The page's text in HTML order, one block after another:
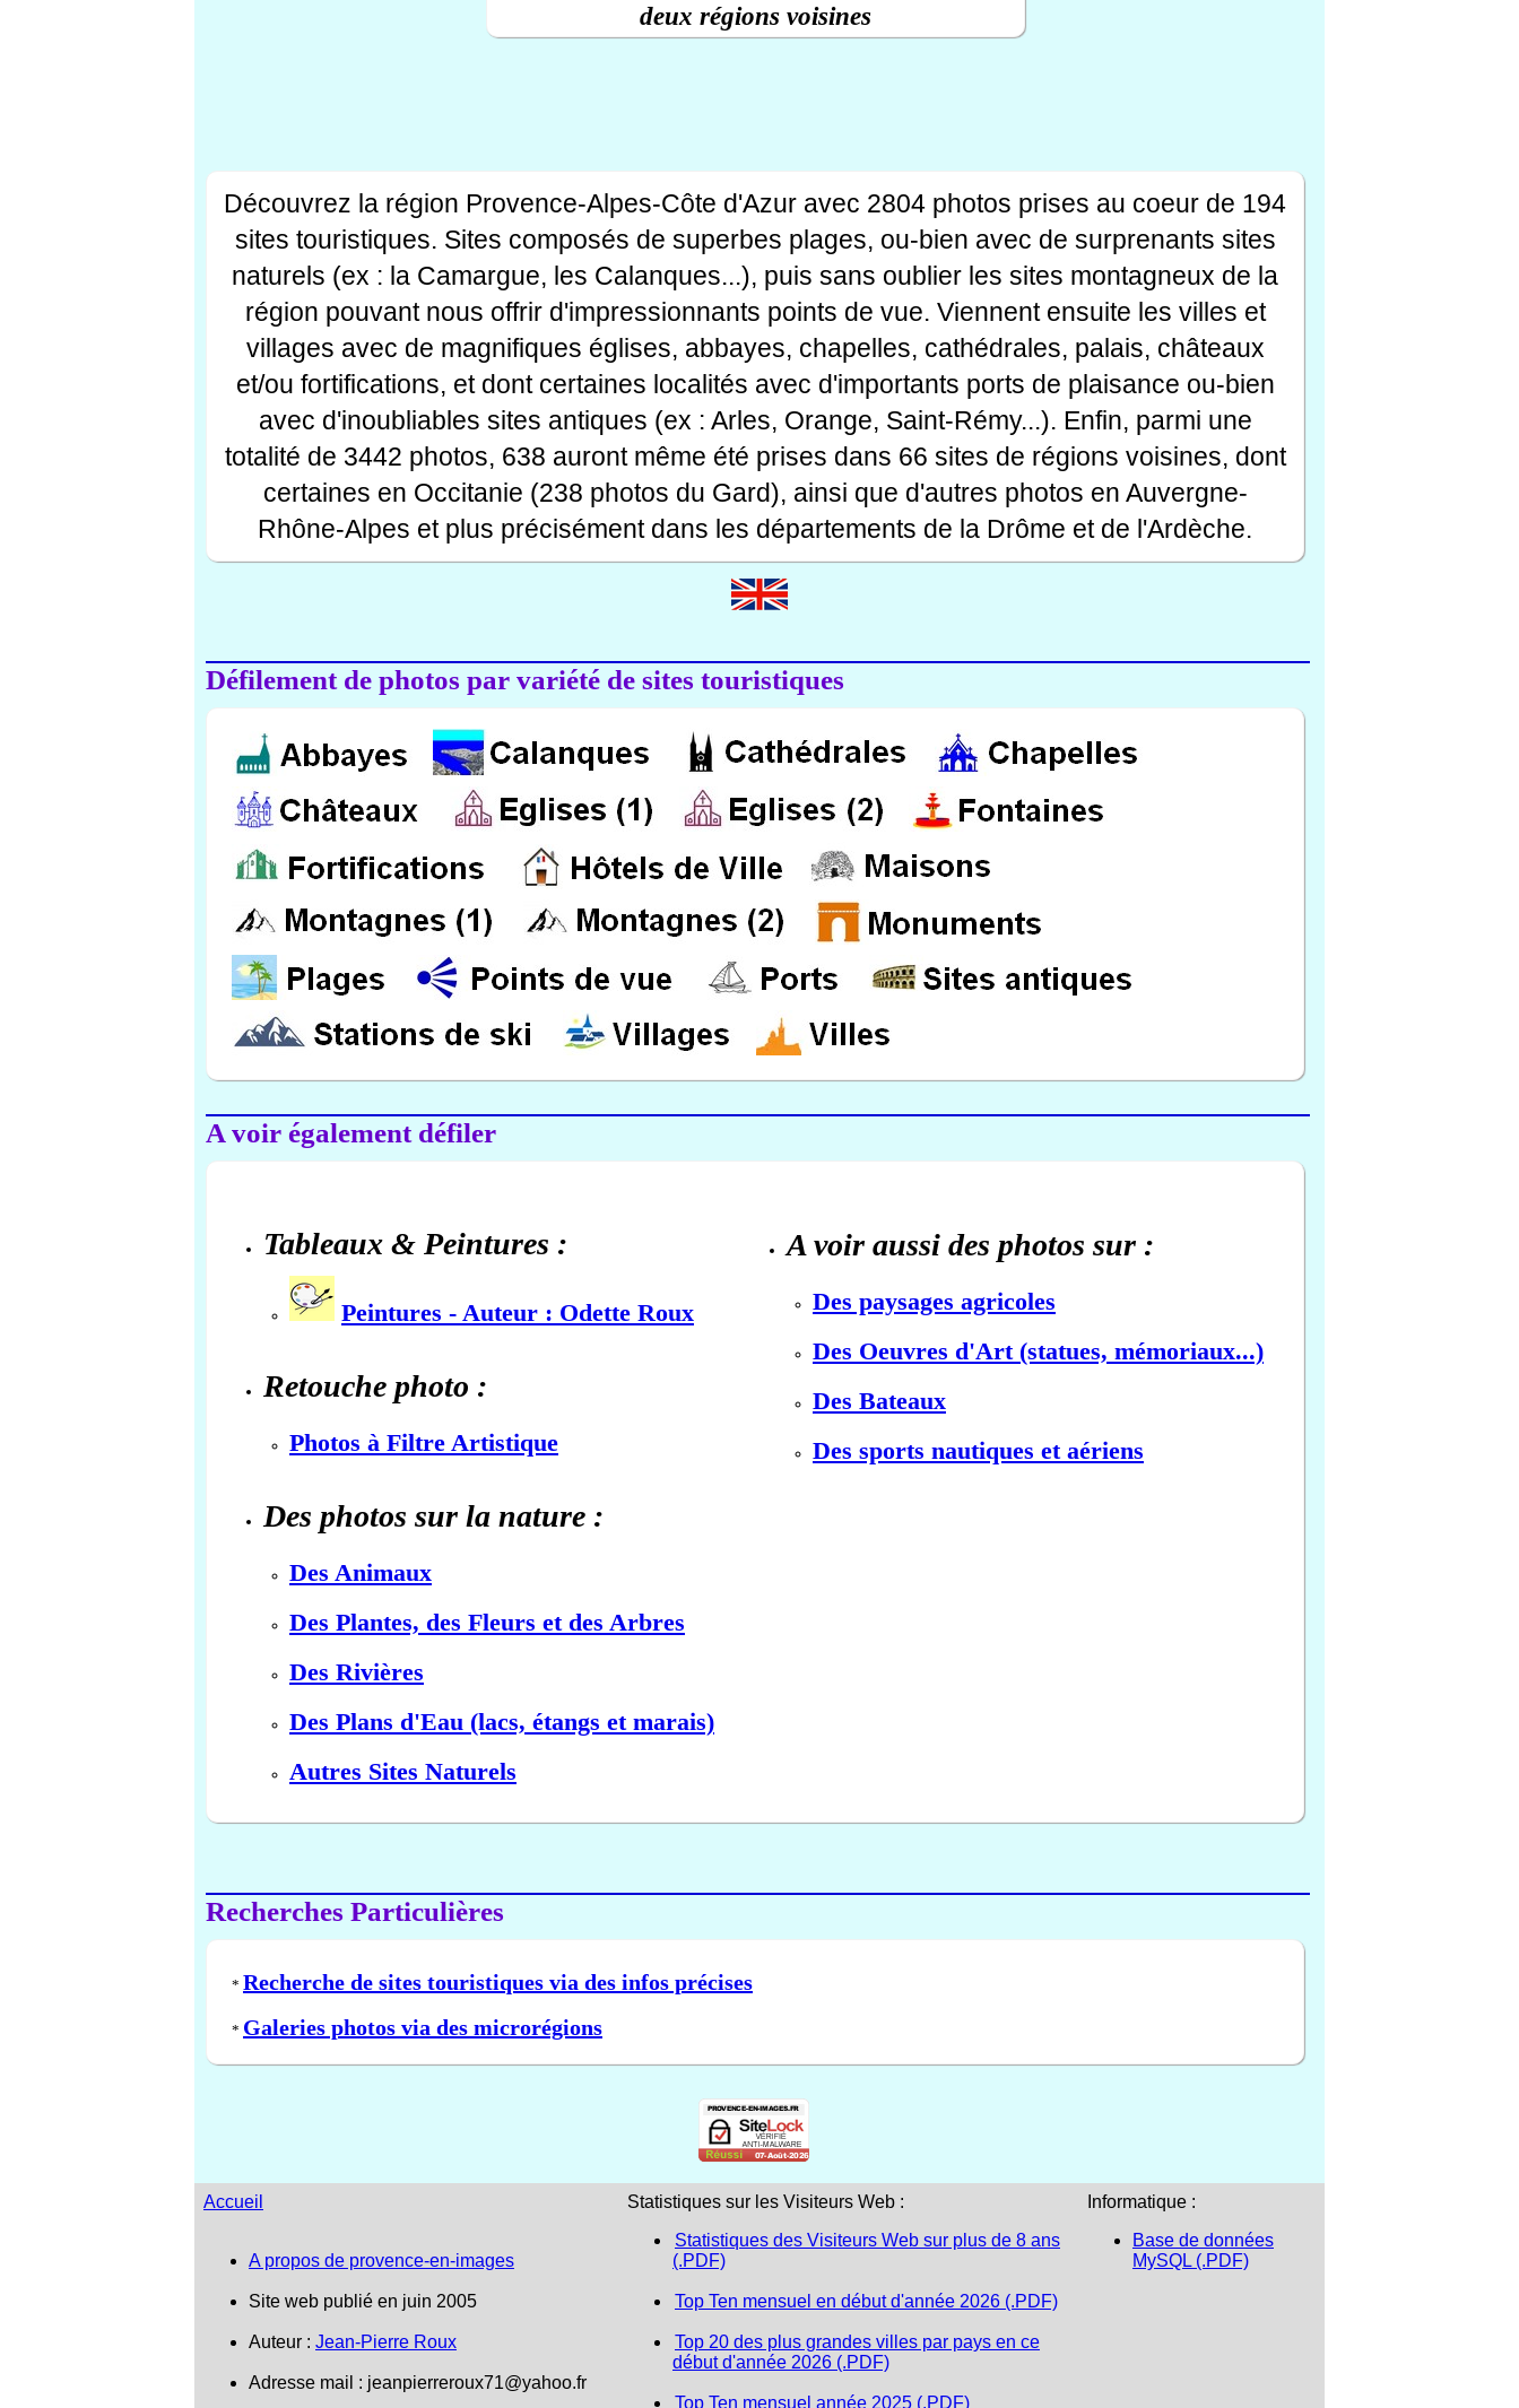
deux régions voisines
Découvrez la région Provence-Alpes-Côte d'Azur avec 2804 photos prises au coeur de 194
sites touristiques. Sites composés de superbes plages, ou-bien avec de surprenants sites
naturels (ex : la Camargue, les Calanques...), puis sans oublier les sites montagneux de la
région pouvant nous offrir d'impressionnants points de vue. Viennent ensuite les villes et
villages avec de magnifiques églises, abbayes, chapelles, cathédrales, palais, châteaux
et/ou fortifications, et dont certaines localités avec d'importants ports de plaisance ou-bien
avec d'inoubliables sites antiques (ex : Arles, Orange, Saint-Rémy...). Enfin, parmi une
totalité de 3442 photos, 638 auront même été prises dans 66 sites de régions voisines, dont
certaines en Occitanie (238 photos du Gard), ainsi que d'autres photos en Auvergne-
Rhône-Alpes et plus précisément dans les départements de la Drôme et de l'Ardèche.
Défilement de photos par variété de sites touristiques
A voir également défiler
Tableaux & Peintures :
Peintures - Auteur : Odette Roux
Retouche photo :
Photos à Filtre Artistique
Des photos sur la nature :
Des Animaux
Des Plantes, des Fleurs et des Arbres
Des Rivières
Des Plans d'Eau (lacs, étangs et marais)
Autres Sites Naturels
A voir aussi des photos sur :
Des paysages agricoles
Des Oeuvres d'Art (statues, mémoriaux...)
Des Bateaux
Des sports nautiques et aériens
Recherches Particulières
* Recherche de sites touristiques via des infos précises
* Galeries photos via des microrégions
Accueil
A propos de provence-en-images
Site web publié en juin 2005
Auteur : Jean-Pierre Roux
Adresse mail : jeanpierreroux71@yahoo.fr
Statistiques sur les Visiteurs Web :
Statistiques des Visiteurs Web sur plus de 8 ans
(.PDF)
Top Ten mensuel en début d'année 2026 (.PDF)
Top 20 des plus grandes villes par pays en ce
début d'année 2026 (.PDF)
Top Ten mensuel année 2025 (.PDF)
Informatique :
Base de données
MySQL (.PDF)